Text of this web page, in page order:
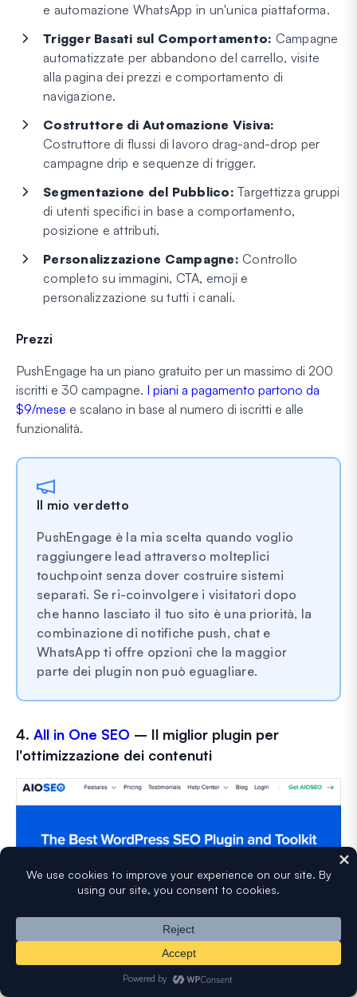
e automazione WhatsApp in un'unica piattaforma.
Trigger Basati sul Comportamento: Campagne
automatizzate per abbandono del carrello, visite
alla pagina dei prezzi e comportamento di
navigazione.
Costruttore di Automazione Visiva:
Costruttore di flussi di lavoro drag-and-drop per
campagne drip e sequenze di trigger.
Segmentazione del Pubblico: Targettizza gruppi
di utenti specifici in base a comportamento,
posizione e attributi.
Personalizzazione Campagne: Controllo
completo su immagini, CTA, emoji e
personalizzazione su tutti i canali.
Prezzi
PushEngage ha un piano gratuito per un massimo di 200
iscritti e 30 campagne. I piani a pagamento partono da
$9/mese e scalano in base al numero di iscritti e alle
funzionalità.
Il mio verdetto
PushEngage è la mia scelta quando voglio
raggiungere lead attraverso molteplici
touchpoint senza dover costruire sistemi
separati. Se ri-coinvolgere i visitatori dopo
che hanno lasciato il tuo sito è una priorità, la
combinazione di notifiche push, chat e
WhatsApp ti offre opzioni che la maggior
parte dei plugin non può eguagliare.
4. All in One SEO – Il miglior plugin per
l'ottimizzazione dei contenuti